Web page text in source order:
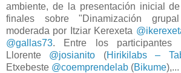
ambiente, de la presentación inicial
finales sobre "Dinamización
moderada por Itziar Kerexeta
@gallas73. Entre los participantes
Llorente @josianito (Hirikilabs –
Etxebeste @coemprendelab (Bikume),...